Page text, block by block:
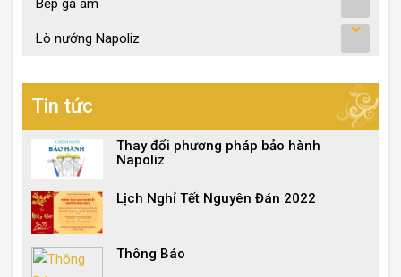
Bếp ga âm
Lò nướng Napoliz
Tin tức
Thay đổi phương pháp bảo hành
Napoliz
Lịch Nghỉ Tết Nguyên Đán 2022
Thông Báo